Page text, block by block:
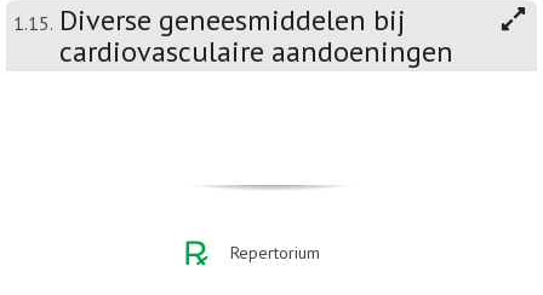
1.15. Diverse geneesmiddelen bij
cardiovasculaire aandoeningen
Repertorium